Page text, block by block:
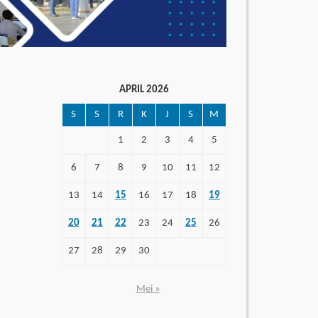
APRIL 2026
S S R K J S M
1 2 3 4 5
6 7 8 9 10 11 12
13 14 15 16 17 18 19
20 21 22 23 24 25 26
27 28 29 30
Mei »